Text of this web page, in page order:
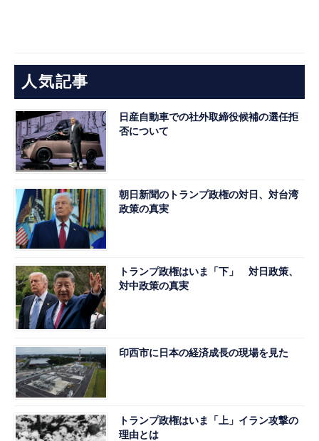
人気記事
日産自動車での社外取締役候補の選任拒
否について
朝日新聞のトランプ政権の対日、対台湾
政策の真実
トランプ政権はいま「下」 対日政策、
対中政策の真実
印西市に日本の経済成長の現場を見た
トランプ政権はいま「上」イラン攻撃の
理由とは